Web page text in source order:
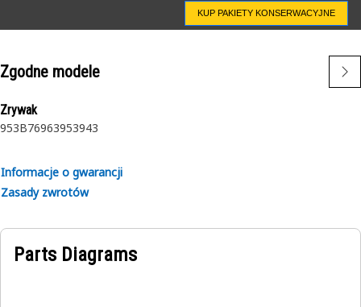
KUP PAKIETY KONSERWACYJNE
Zgodne modele
Zrywak
953B76963953943
Informacje o gwarancji
Zasady zwrotów
Parts Diagrams